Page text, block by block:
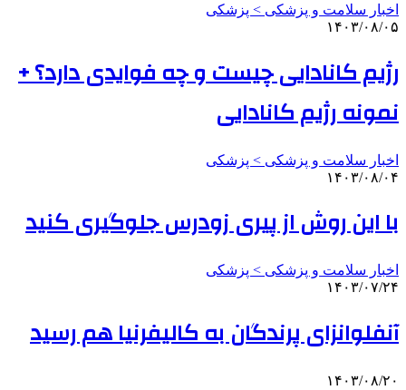
اخبار سلامت و پزشکی > پزشکی
۱۴۰۳/۰۸/۰۵
رژیم کانادایی چیست و چه فوایدی دارد؟ +
نمونه رژیم کانادایی
اخبار سلامت و پزشکی > پزشکی
۱۴۰۳/۰۸/۰۴
با این روش از پیری زودرس جلوگیری کنید
اخبار سلامت و پزشکی > پزشکی
۱۴۰۳/۰۷/۲۴
آنفلوانزای پرندگان به کالیفرنیا هم رسید
۱۴۰۳/۰۸/۲۰